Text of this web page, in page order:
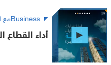
Businessمع لبنى
أداء القطاع